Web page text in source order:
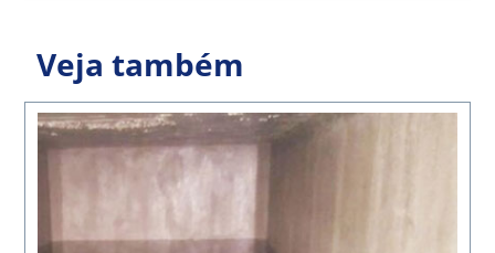
Veja também